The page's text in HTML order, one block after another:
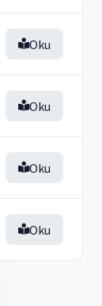
Oku
Oku
Oku
Oku